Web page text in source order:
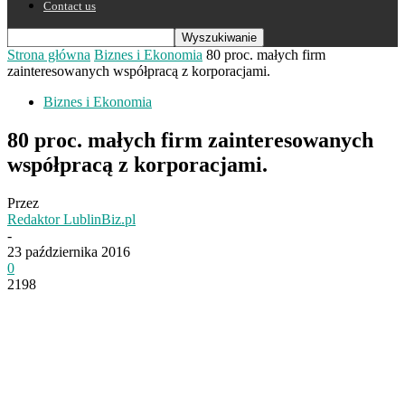
Contact us
Strona główna Biznes i Ekonomia 80 proc. małych firm
zainteresowanych współpracą z korporacjami.
Biznes i Ekonomia
80 proc. małych firm zainteresowanych
współpracą z korporacjami.
Przez
Redaktor LublinBiz.pl
-
23 października 2016
0
2198